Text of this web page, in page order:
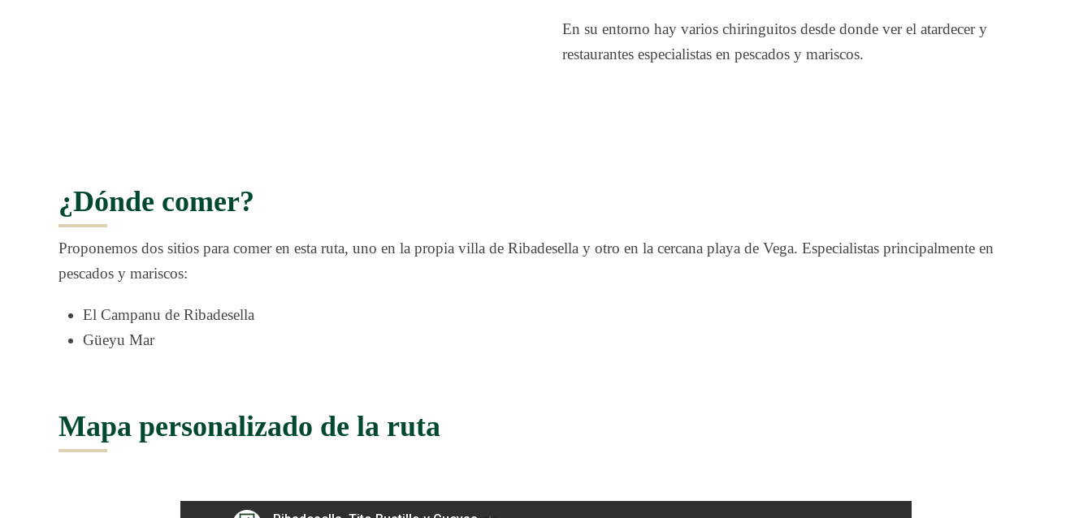
En su entorno hay varios chiringuitos desde donde ver el atardecer y
restaurantes especialistas en pescados y mariscos.
¿Dónde comer?
Proponemos dos sitios para comer en esta ruta, uno en la propia villa de Ribadesella y otro en la cercana playa de Vega. Especialistas principalmente en
pescados y mariscos:
El Campanu de Ribadesella
Güeyu Mar
Mapa personalizado de la ruta